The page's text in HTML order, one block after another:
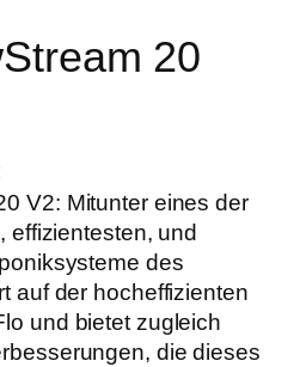
20
A
k
t
u
e
l
l
V2: Mitunter eines der
effizientesten, und
des
auf der hocheffizienten
und bietet zugleich
die dieses